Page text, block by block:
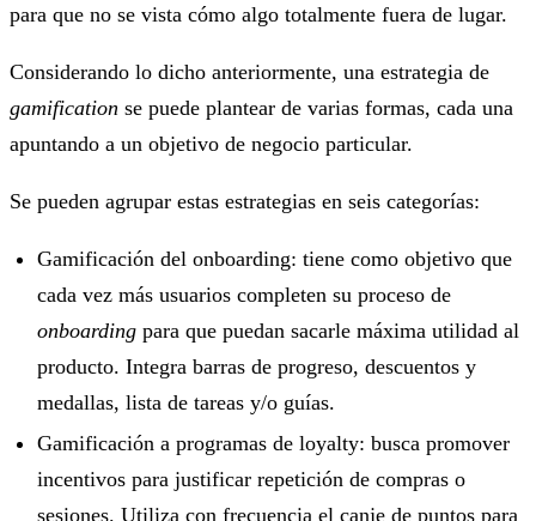
para que no se vista cómo algo totalmente fuera de lugar.
Considerando lo dicho anteriormente, una estrategia de
gamification se puede plantear de varias formas, cada una
apuntando a un objetivo de negocio particular.
Se pueden agrupar estas estrategias en seis categorías:
Gamificación del onboarding: tiene como objetivo que
cada vez más usuarios completen su proceso de
onboarding para que puedan sacarle máxima utilidad al
producto. Integra barras de progreso, descuentos y
medallas, lista de tareas y/o guías.
Gamificación a programas de loyalty: busca promover
incentivos para justificar repetición de compras o
sesiones. Utiliza con frecuencia el canje de puntos para